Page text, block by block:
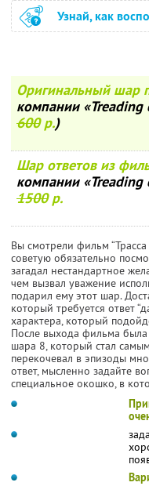
Узнай, как
Оригинальный шар
компании «Treading
600р.)
Шар ответов из
компании «Treading
1500р.
Вы смотрели фильм
советую обязательно
загадал нестандартное
чем вызвал уважение
подарил ему этот шар.
который требуется ответ
характера, который
После выхода фильма была
шара 8, который стал
перекочевал в эпизоды
ответ, мысленно задайте
специальное окошко, в